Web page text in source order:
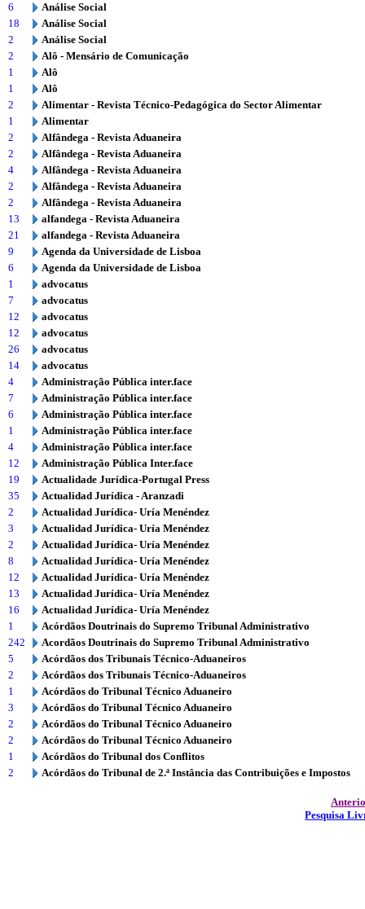
6
Análise Social
18
Análise Social
2
Análise Social
2
Alô - Mensário de Comunicação
1
Alô
1
Alô
2
Alimentar - Revista Técnico-Pedagógica do Sector Alimentar
1
Alimentar
2
Alfândega - Revista Aduaneira
2
Alfândega - Revista Aduaneira
4
Alfândega - Revista Aduaneira
2
Alfândega - Revista Aduaneira
2
Alfândega - Revista Aduaneira
13
alfandega - Revista Aduaneira
21
alfandega - Revista Aduaneira
9
Agenda da Universidade de Lisboa
6
Agenda da Universidade de Lisboa
1
advocatus
7
advocatus
12
advocatus
12
advocatus
26
advocatus
14
advocatus
4
Administração Pública inter.face
7
Administração Pública inter.face
6
Administração Pública inter.face
1
Administração Pública inter.face
4
Administração Pública inter.face
12
Administração Pública Inter.face
19
Actualidade Jurídica-Portugal Press
35
Actualidad Jurídica - Aranzadi
2
Actualidad Jurídica- Uría Menéndez
3
Actualidad Jurídica- Uría Menéndez
2
Actualidad Jurídica- Uría Menéndez
8
Actualidad Jurídica- Uría Menéndez
12
Actualidad Jurídica- Uría Menéndez
13
Actualidad Jurídica- Uría Menéndez
16
Actualidad Jurídica- Uría Menéndez
1
Acórdãos Doutrinais do Supremo Tribunal Administrativo
242
Acordãos Doutrinais do Supremo Tribunal Administrativo
5
Acórdãos dos Tribunais Técnico-Aduaneiros
2
Acórdãos dos Tribunais Técnico-Aduaneiros
1
Acórdãos do Tribunal Técnico Aduaneiro
3
Acórdãos do Tribunal Técnico Aduaneiro
2
Acórdãos do Tribunal Técnico Aduaneiro
2
Acórdãos do Tribunal Técnico Aduaneiro
1
Acórdãos do Tribunal dos Conflitos
2
Acórdãos do Tribunal de 2.ª Instância das Contribuições e Impostos
Pesquisa